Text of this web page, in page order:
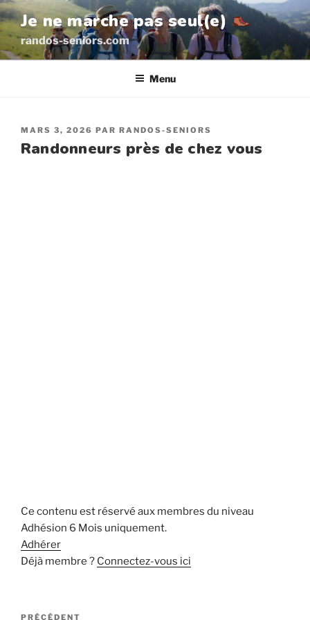
Aller
au
contenu
principal
Je ne marche pas seul(e)
randos-seniors.com
Menu
PUBLIÉ
LE
MARS 3, 2026 PAR RANDOS-SENIORS
Randonneurs près de chez vous
Ce contenu est réservé aux membres du niveau
Adhésion 6 Mois uniquement.
Adhérer
Déjà membre ? Connectez-vous ici
Navigation
PRÉCÉDENT